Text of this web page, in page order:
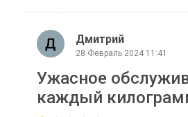
Дмитрий
28 Февраль 2024 11:41
Ужасное
каждый